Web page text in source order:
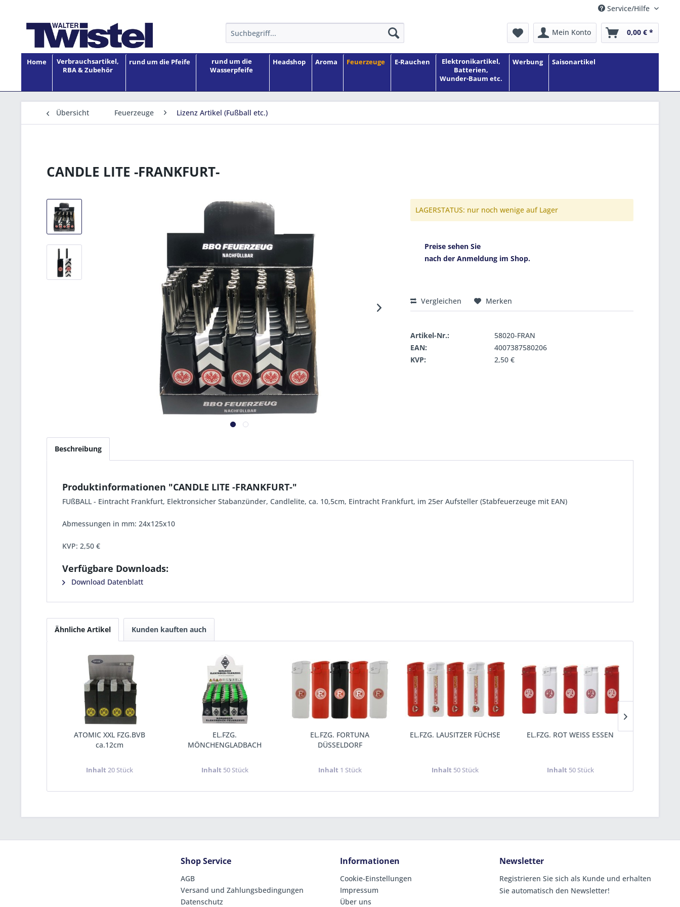
Service/Hilfe
Mein Konto 0,00 € *
Home
Verbrauchsartikel,
RBA & Zubehör
rund um die Pfeife
rund um die
Wasserpfeife
Headshop Aroma Feuerzeuge E-Rauchen
Elektronikartikel,
Batterien,
Wunder-Baum etc.
Werbung Saisonartikel
Übersicht Feuerzeuge Lizenz Artikel (Fußball etc.)
CANDLE LITE -FRANKFURT-
LAGERSTATUS: nur noch wenige auf Lager
Preise sehen Sie
nach der Anmeldung im Shop.
Vergleichen Merken
Artikel-Nr.:
58020-FRAN
EAN:
4007387580206
KVP:
2,50 €
Beschreibung
Produktinformationen "CANDLE LITE -FRANKFURT-"
FUßBALL - Eintracht Frankfurt, Elektronsicher Stabanzünder, Candlelite, ca. 10,5cm, Eintracht Frankfurt, im 25er Aufsteller (Stabfeuerzeuge mit EAN)
Abmessungen in mm: 24x125x10
KVP: 2,50 €
Verfügbare Downloads:
Download Datenblatt
Ähnliche Artikel Kunden kauften auch
ATOMIC XXL FZG.BVB
ca.12cm
Inhalt 20 Stück
EL.FZG.
MÖNCHENGLADBACH
Inhalt 50 Stück
EL.FZG. FORTUNA
DÜSSELDORF
Inhalt 1 Stück
EL.FZG. LAUSITZER FÜCHSE
Inhalt 50 Stück
EL.FZG. ROT WEISS ESSEN
Inhalt 50 Stück
Shop Service
AGB
Versand und Zahlungsbedingungen
Datenschutz
Informationen
Cookie-Einstellungen
Impressum
Über uns
Newsletter
Registrieren Sie sich als Kunde und erhalten
Sie automatisch den Newsletter!